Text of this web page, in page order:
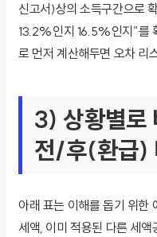
신고서)상의 소득구간으로
13.2%인지 16.5%인지”를
로 먼저 계산해두면 오차 리
3) 상황별로
전/후(환급)
아래 표는 이해를 돕기 위한
세액, 이미 적용된 다른 세